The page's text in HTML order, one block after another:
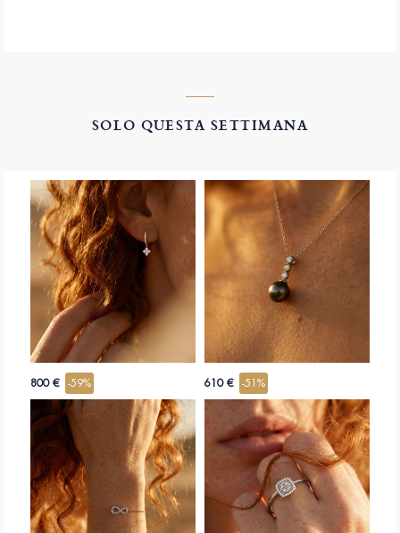
SOLO QUESTA SETTIMANA
800 € -59% 610 € -51%